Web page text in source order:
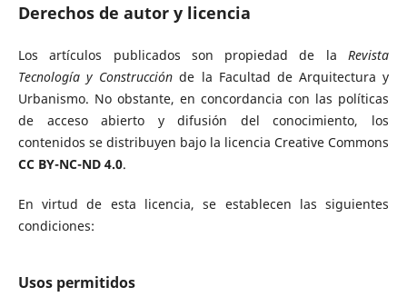
Derechos de autor y licencia
Los artículos publicados son propiedad de laRevista
Tecnología y Construcción de la Facultad de Arquitectura y
Urbanismo. No obstante, en concordancia con las políticas
de acceso abierto y difusión del conocimiento, los
contenidos se distribuyen bajo la licencia Creative Commons
CC BY-NC-ND 4.0.
En virtud de esta licencia, se establecen las siguientes
condiciones:
Usos permitidos